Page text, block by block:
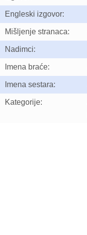
Engleski izgovor:
Mišljenje stranaca:
Nadimci:
Imena braće:
Imena sestara:
Kategorije: